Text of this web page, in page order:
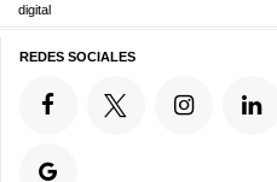
digital
REDES SOCIALES